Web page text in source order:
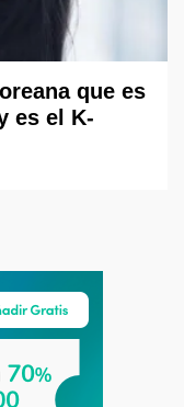
que es
es el K-